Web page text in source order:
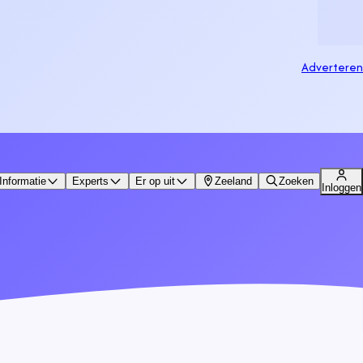
Adverteren
Informatie Experts Er op uit Zeeland Zoeken
Inloggen